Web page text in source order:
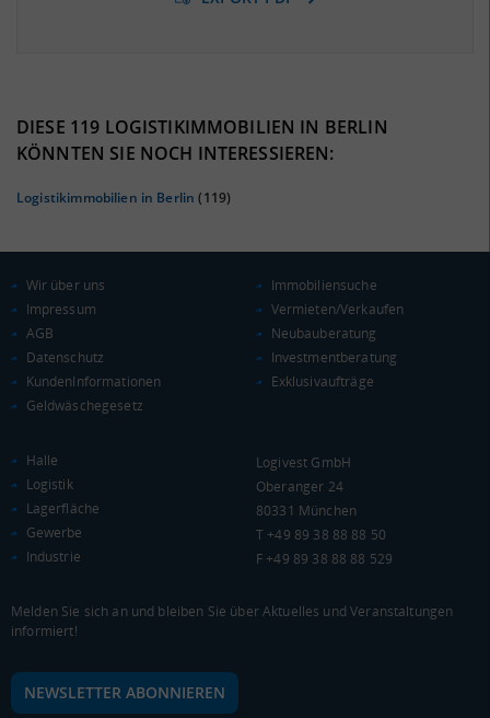
KAUFKRAFT
Euro pro Kopf
(Landkreis / Kreisfreie Stadt)
KAUFKRAFT - EURO PRO KOPF
0 € 20.000 € 40.000 €
Bundesland
DIESE 119 LOGISTIKIMMOBILIEN IN BERLIN
KÖNNTEN SIE NOCH INTERESSIEREN:
Logistikimmobilien in Berlin (119)
Wir über uns
Impressum
AGB
Datenschutz
KundenInformationen
Geldwäschegesetz
Immobiliensuche
Vermieten/Verkaufen
Neubauberatung
Investmentberatung
Exklusivaufträge
Halle
Logistik
Lagerfläche
Gewerbe
Industrie
Logivest GmbH
Oberanger 24
80331 München
T +49 89 38 88 88 50
F +49 89 38 88 88 529
Melden Sie sich an und bleiben Sie über Aktuelles und Veranstaltungen
informiert!
NEWSLETTER ABONNIEREN